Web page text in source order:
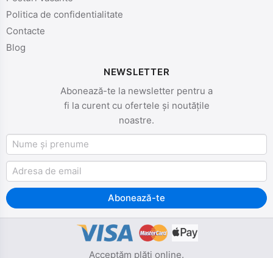
Politica de confidentialitate
Contacte
Blog
NEWSLETTER
Abonează-te la newsletter pentru a
fi la curent cu ofertele și noutățile
noastre.
Nume și prenume
Email
Abonează-te
Acceptăm plăți online.